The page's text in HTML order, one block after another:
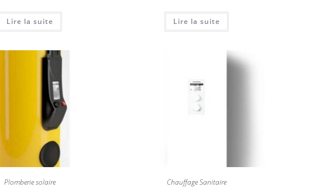
Lire la suite Lire la suite
Plomberie solaire Chauffage Sanitaire